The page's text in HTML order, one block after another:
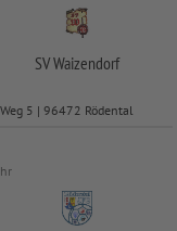
SV Waizendorf
5 | 96472 Rödental